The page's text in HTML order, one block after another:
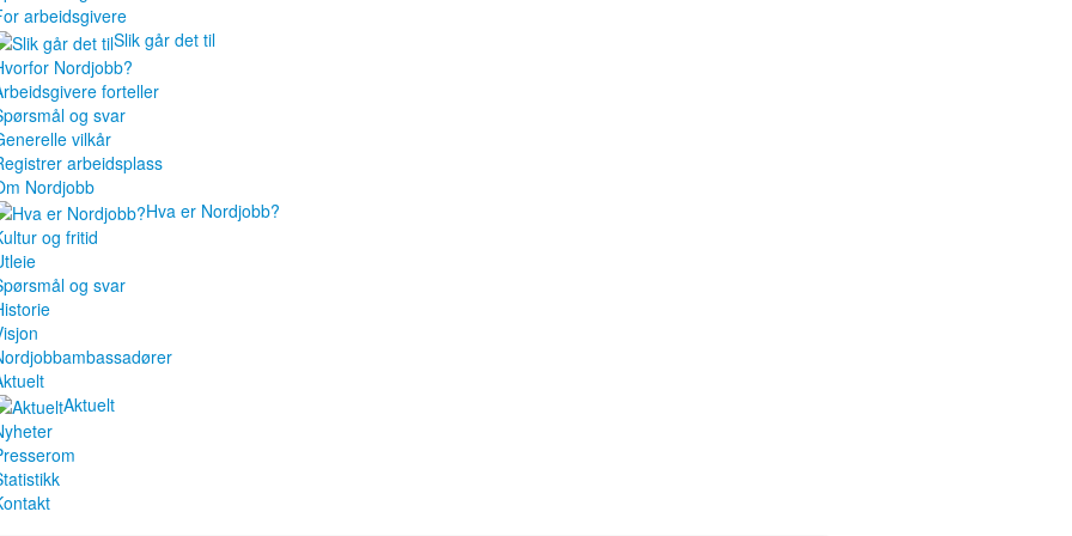
arbeidsgivere
Slik går det til
Nordjobb?
forteller
og svar
vilkår
arbeidsplass
Nordjobb
Hva er Nordjobb?
og fritid
og svar
Aktuelt